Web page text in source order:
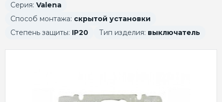
Серия: Valena
Способ монтажа: скрытой установки
Степень защиты: IP20 Тип изделия: выключатель